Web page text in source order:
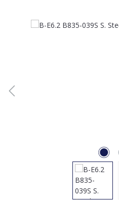
Afbeeldingengalerij overslaan